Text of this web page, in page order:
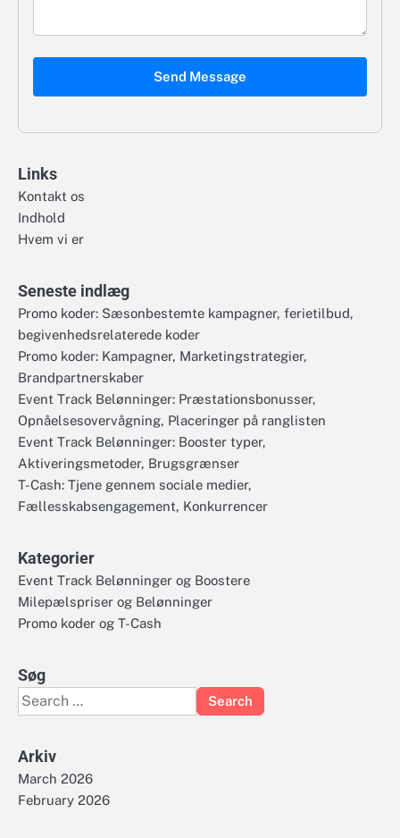
Send Message
Links
Kontakt os
Indhold
Hvem vi er
Seneste indlæg
Promo koder: Sæsonbestemte kampagner, ferietilbud,
begivenhedsrelaterede koder
Promo koder: Kampagner, Marketingstrategier,
Brandpartnerskaber
Event Track Belønninger: Præstationsbonusser,
Opnåelsesovervågning, Placeringer på ranglisten
Event Track Belønninger: Booster typer,
Aktiveringsmetoder, Brugsgrænser
T-Cash: Tjene gennem sociale medier,
Fællesskabsengagement, Konkurrencer
Kategorier
Event Track Belønninger og Boostere
Milepælspriser og Belønninger
Promo koder og T-Cash
Søg
Search
for:
Arkiv
March 2026
February 2026